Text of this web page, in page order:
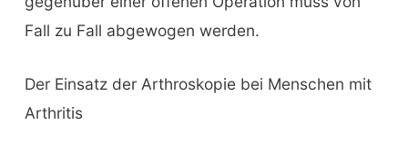
Fall zu Fall abgewogen werden.
Der Einsatz der Arthroskopie bei Menschen mit
Arthritis